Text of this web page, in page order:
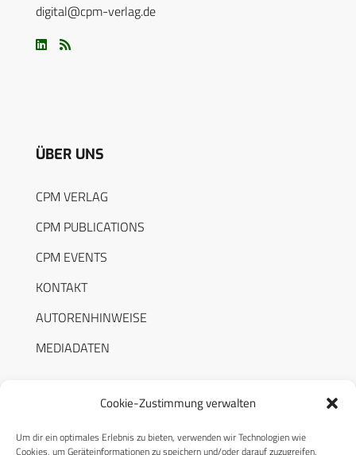
Cookie-Zustimmung verwalten
Um dir ein optimales Erlebnis zu bieten, verwenden wir Technologien wie
Cookies, um Geräteinformationen zu speichern und/oder darauf zuzugreifen.
digital@cpm-verlag.de
ÜBER UNS
CPM VERLAG
CPM PUBLICATIONS
CPM EVENTS
KONTAKT
AUTORENHINWEISE
MEDIADATEN
RECHTLICHES